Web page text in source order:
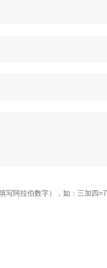
写阿拉伯数字），如：三加四=7